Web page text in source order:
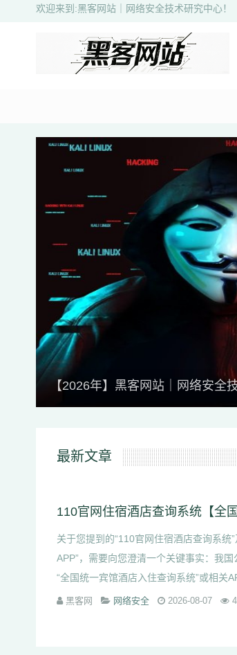
欢迎来到:黑客网站｜网络安全技术研究中心！
【2026年】黑客网站｜网络安全
最新文章
关于您提到的“110官网住宿酒店查询系统
APP”，需要向您澄清一个关键事实：我
“全国统一宾馆酒店入住查询系统”或相关
黑客网 网络安全 2026-08-07